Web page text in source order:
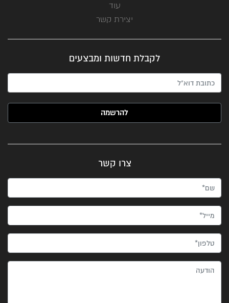
עוד
יצירת קשר
לקבלת חדשות ומבצעים
האימייל שלך (חובה)
צרו קשר